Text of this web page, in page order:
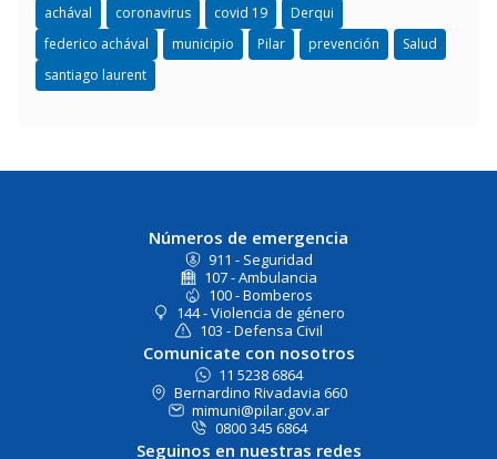
achával coronavirus covid 19
Derqui
federico achával
municipio Pilar prevención
Salud
santiago laurent
Números de emergencia
911 - Seguridad
107 - Ambulancia
100 - Bomberos
144 - Violencia de género
103 - Defensa Civil
Comunicate con nosotros
11 5238 6864
Bernardino Rivadavia 660
mimuni@pilar.gov.ar
0800 345 6864
Seguinos en nuestras redes